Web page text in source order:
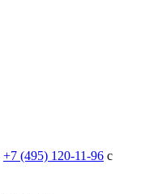
+7 (495) 120-11-96 с